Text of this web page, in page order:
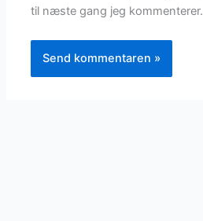
til næste gang jeg kommenterer.